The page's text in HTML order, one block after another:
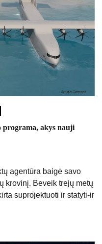
akys nauji
agentūra baigė savo
krovinį. Beveik trejų metų
suprojektuoti ir statyti-ir